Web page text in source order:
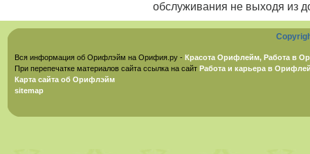
обслуживания не выходя из
Вся информация об Орифлэйм на Орифия.ру - Красота Орифлейм, Работа в
При перепечатке материалов сайта ссылка на сайт Работа и карьера в
Карта сайта об Орифлэйм
sitemap